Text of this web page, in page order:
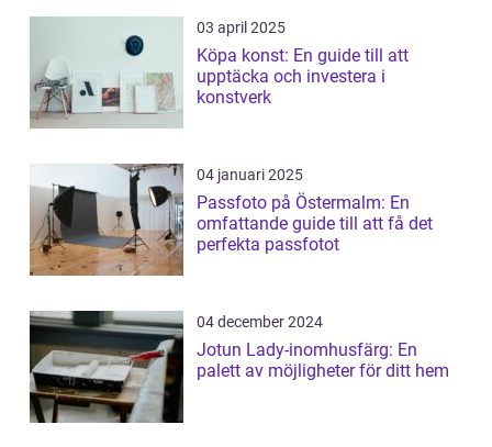
03 april 2025
Köpa konst: En guide till att
upptäcka och investera i
konstverk
04 januari 2025
Passfoto på Östermalm: En
omfattande guide till att få det
perfekta passfotot
04 december 2024
Jotun Lady-inomhusfärg: En
palett av möjligheter för ditt hem